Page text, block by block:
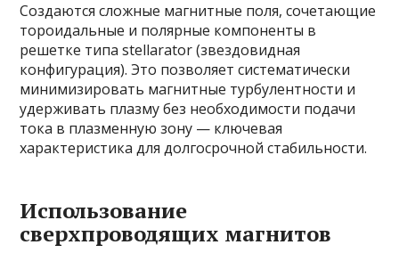
Создаются сложные магнитные поля, сочетающие
тороидальные и полярные компоненты в
решетке типа stellarator (звездовидная
конфигурация). Это позволяет систематически
минимизировать магнитные турбулентности и
удерживать плазму без необходимости подачи
тока в плазменную зону — ключевая
характеристика для долгосрочной стабильности.
Использование
сверхпроводящих магнитов